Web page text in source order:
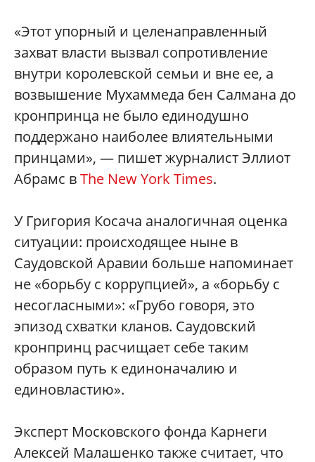
«Этот упорный и целенаправленный
захват власти вызвал сопротивление
внутри королевской семьи и вне ее, а
возвышение Мухаммеда бен Салмана до
кронпринца не было единодушно
поддержано наиболее влиятельными
принцами», — пишет журналист Эллиот
Абрамс вThe New York Times.
У Григория Косача аналогичная оценка
ситуации: происходящее ныне в
Саудовской Аравии больше напоминает
не «борьбу с коррупцией», а «борьбу с
несогласными»: «Грубо говоря, это
эпизод схватки кланов. Саудовский
кронпринц расчищает себе таким
образом путь к единоначалию и
единовластию».
Эксперт Московского фонда Карнеги
Алексей Малашенко также считает, что